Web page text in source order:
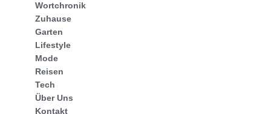
Wortchronik
Zuhause
Garten
Lifestyle
Mode
Reisen
Tech
Über Uns
Kontakt